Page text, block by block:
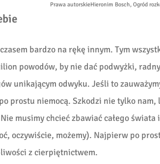
Prawa autorskieHieronim Bosch, Ogród
bardzo na rękę innym. Tym
powodów, by nie dać podwyżki,
unikającym odwyku. Jeśli to
prostu niemocą. Szkodzi nie tylko
musimy chcieć zbawiać całego
oczywiście, możemy). Najpierw po
z cierpiętnictwem.